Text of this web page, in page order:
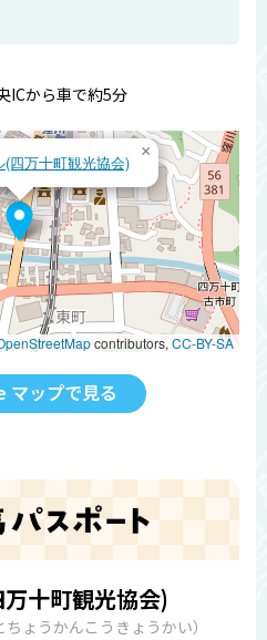
ICから車で約5分
(四万十町観光協会)
×
contributors, CC-BY-SA
マップで見る
十町観光協会)
ょうかんこうきょうかい）